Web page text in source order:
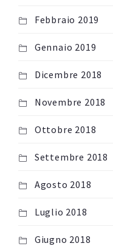
Febbraio 2019
Gennaio 2019
Dicembre 2018
Novembre 2018
Ottobre 2018
Settembre 2018
Agosto 2018
Luglio 2018
Giugno 2018